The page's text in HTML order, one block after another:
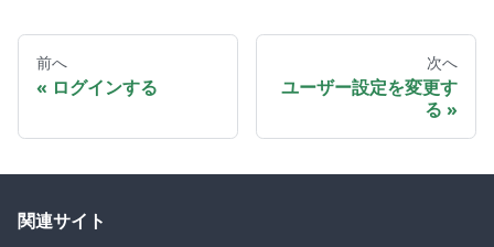
前へ
ログインする
次へ
ユーザー設定を変更す
る
関連サイト